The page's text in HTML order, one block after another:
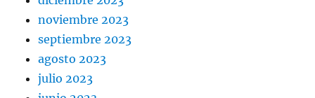
noviembre 2023
septiembre 2023
agosto 2023
julio 2023